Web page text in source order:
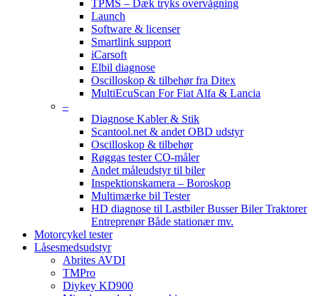
TPMS – Dæk tryks overvågning
Launch
Software & licenser
Smartlink support
iCarsoft
Elbil diagnose
Oscilloskop & tilbehør fra Ditex
MultiEcuScan For Fiat Alfa & Lancia
–
Diagnose Kabler & Stik
Scantool.net & andet OBD udstyr
Oscilloskop & tilbehør
Røggas tester CO-måler
Andet måleudstyr til biler
Inspektionskamera – Boroskop
Multimærke bil Tester
HD diagnose til Lastbiler Busser Biler Traktorer
Entreprenør Både stationær mv.
Motorcykel tester
Låsesmedsudstyr
Abrites AVDI
TMPro
Diykey KD900